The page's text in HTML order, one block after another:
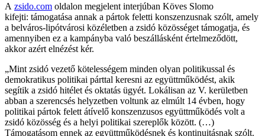
A zsido.com oldalon megjelent interjúban Köves Slomo
kifejti: támogatása annak a pártok feletti konszenzusnak szólt, amely
a belváros-lipótvárosi közéletben a zsidó közösséget támogatja, és
amennyiben ez a kampányba való beszállásként értelmeződött,
akkor azért elnézést kér.
„Mint zsidó vezető kötelességem minden olyan politikussal és
demokratikus politikai párttal keresni az együttműködést, akik
segítik a zsidó hitélet és oktatás ügyét. Lokálisan az V. kerületben
abban a szerencsés helyzetben voltunk az elmúlt 14 évben, hogy
politikai pártok felett átívelő konszenzusos együttműködés volt a
zsidó közösség és a helyi politikai szereplők között. (…)
Támogatásom ennek az együttműködésnek és kontinuitásnak szólt.